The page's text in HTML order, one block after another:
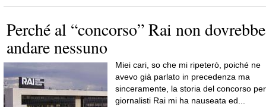
Perché al “concorso” Rai non dovrebbe
andare nessuno
Miei cari, so che mi ripeterò, poiché ne
avevo già parlato in precedenza ma
sinceramente, la storia del concorso per
giornalisti Rai mi ha nauseata ed...